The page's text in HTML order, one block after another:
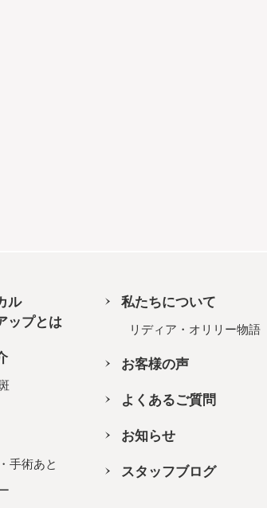
ル
ップとは
手術あと
私たちについて
リディア・オリリー物語
お客様の声
よくあるご質問
お知らせ
スタッフブログ